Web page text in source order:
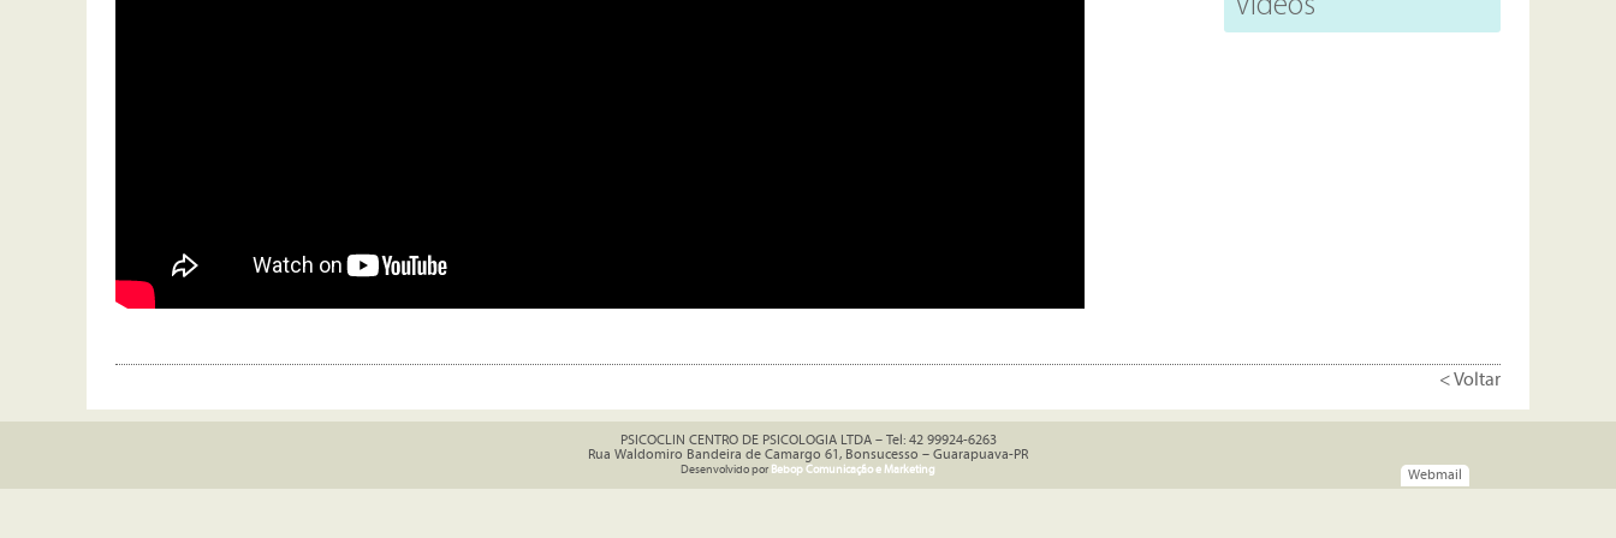
Vídeos
< Voltar
PSICOCLIN CENTRO DE PSICOLOGIA LTDA – Tel: 42 99924-6263
Rua Waldomiro Bandeira de Camargo 61, Bonsucesso – Guarapuava-PR
Desenvolvido por Bebop Comunicação e Marketing Webmail